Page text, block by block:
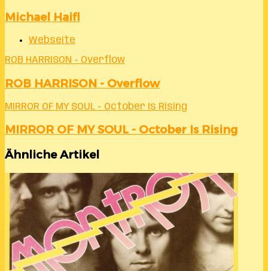
Michael Haifl
Webseite
ROB HARRISON - Overflow
ROB HARRISON - Overflow
MIRROR OF MY SOUL - October Is Rising
MIRROR OF MY SOUL - October Is Rising
Ähnliche Artikel